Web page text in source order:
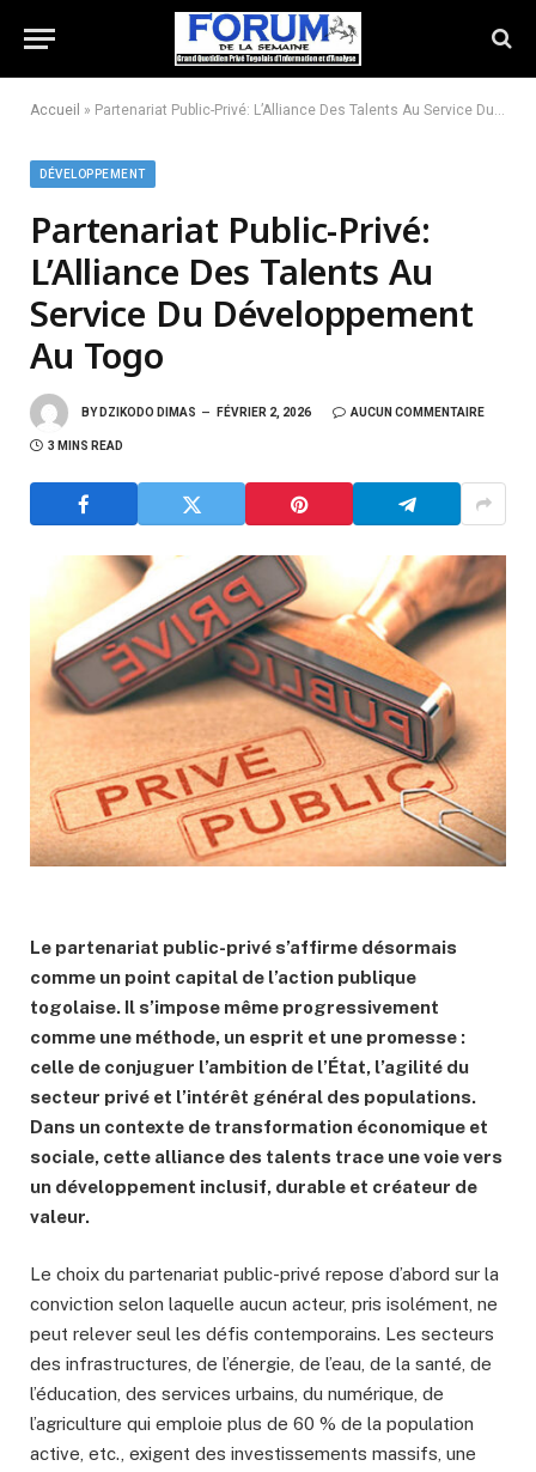
Accueil » Partenariat Public-Privé: L’Alliance Des Talents Au Service Du Développement Au Togo
DÉVELOPPEMENT
Partenariat Public-Privé:
L’Alliance Des Talents Au
Service Du Développement
Au Togo
BY DZIKODO DIMAS FÉVRIER 2, 2026 AUCUN COMMENTAIRE
3 MINS READ
Le partenariat public-privé s’affirme désormais
comme un point capital de l’action publique
togolaise. Il s’impose même progressivement
comme une méthode, un esprit et une promesse :
celle de conjuguer l’ambition de l’État, l’agilité du
secteur privé et l’intérêt général des populations.
Dans un contexte de transformation économique et
sociale, cette alliance des talents trace une voie vers
un développement inclusif, durable et créateur de
valeur.
Le choix du partenariat public-privé repose d’abord sur la
conviction selon laquelle aucun acteur, pris isolément, ne
peut relever seul les défis contemporains. Les secteurs
des infrastructures, de l’énergie, de l’eau, de la santé, de
l’éducation, des services urbains, du numérique, de
l’agriculture qui emploie plus de 60 % de la population
active, etc., exigent des investissements massifs, une